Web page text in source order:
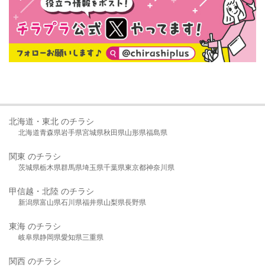
北海道・東北 のチラシ
北海道青森県岩手県宮城県秋田県山形県福島県
関東 のチラシ
茨城県栃木県群馬県埼玉県千葉県東京都神奈川県
甲信越・北陸 のチラシ
新潟県富山県石川県福井県山梨県長野県
東海 のチラシ
岐阜県静岡県愛知県三重県
関西 のチラシ